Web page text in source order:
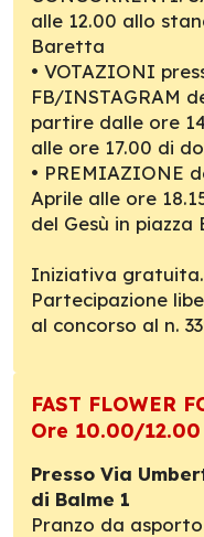
alle 12.00 allo
Baretta
• VOTAZIONI
FB/INSTAGRAM
partire dalle ore
alle ore 17.00 di
• PREMIAZIONE
Aprile alle ore
del Gesù in
Iniziativa gratuita.
Partecipazione
al concorso al n.
FAST FLOWER
Ore 10.00/12.00
Presso Via
di Balme 1
Pranzo da